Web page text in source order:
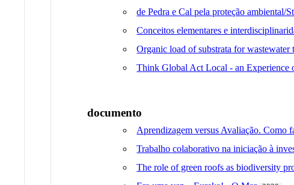
de Pedra e Cal pela proteção ambiental/
Conceitos elementares e
Organic load of substrata for wastewater
Think Global Act Local - an Experience
documento
Aprendizagem versus Avaliação. Como
Trabalho colaborativo na iniciação à
The role of green roofs as biodiversity